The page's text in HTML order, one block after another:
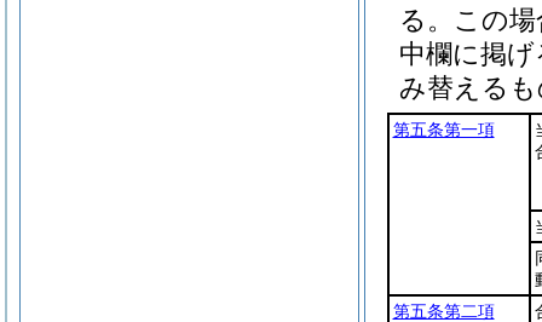
る。 この
中欄に掲
み替える
第五条第一項
第五条第二項